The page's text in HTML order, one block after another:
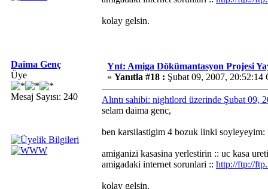
kolay gelsin.
Daima Genç
Üye
Mesaj Sayısı: 240
Ynt: Amiga Dökümantasyon Projesi
« Yanıtla #18 : Şubat 09, 2007, 20:52:14
Alıntı sahibi: nightlord üzerinde Şubat 09,
selam daima genc,
ben karsilastigim 4 bozuk linki soyleyeyim:
amiganizi kasasina yerlestirin :: uc kasa
amigadaki internet sorunlari :: http://ftp://
kolay gelsin.